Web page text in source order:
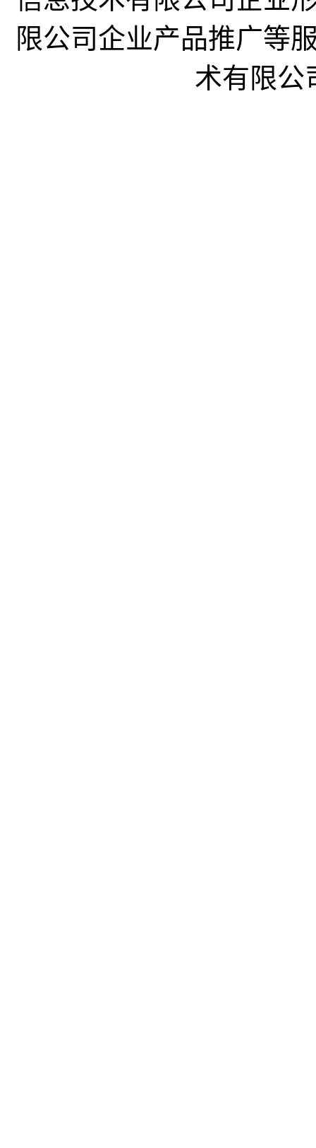
限公司企业产品推广等
术有限公